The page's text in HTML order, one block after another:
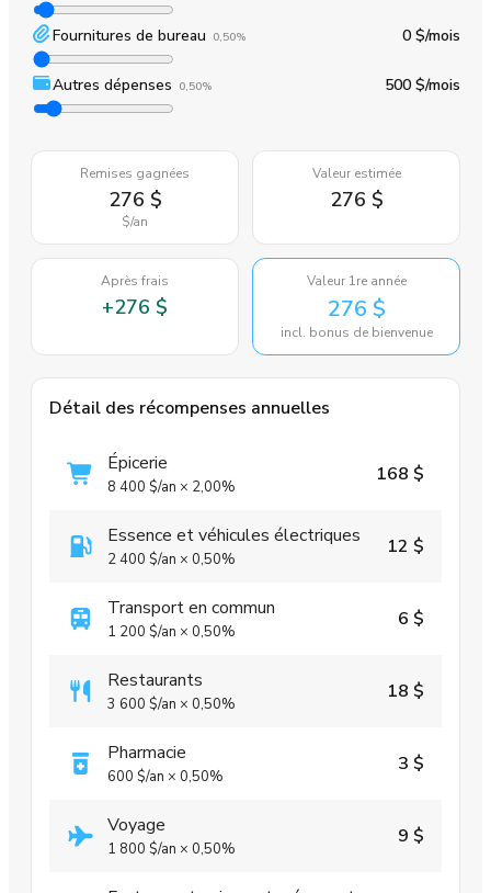
Fournitures de bureau 0,50% 0 $/mois
Autres dépenses 0,50% 500 $/mois
Remises gagnées
276 $
$/an
Valeur estimée
276 $
Après frais
+276 $
Valeur 1re année
276 $
incl. bonus de bienvenue
Détail des récompenses annuelles
Épicerie
8 400 $/an × 2,00%
168 $
Essence et véhicules électriques
2 400 $/an × 0,50%
12 $
Transport en commun
1 200 $/an × 0,50%
6 $
Restaurants
3 600 $/an × 0,50%
18 $
Pharmacie
600 $/an × 0,50%
3 $
Voyage
1 800 $/an × 0,50%
9 $